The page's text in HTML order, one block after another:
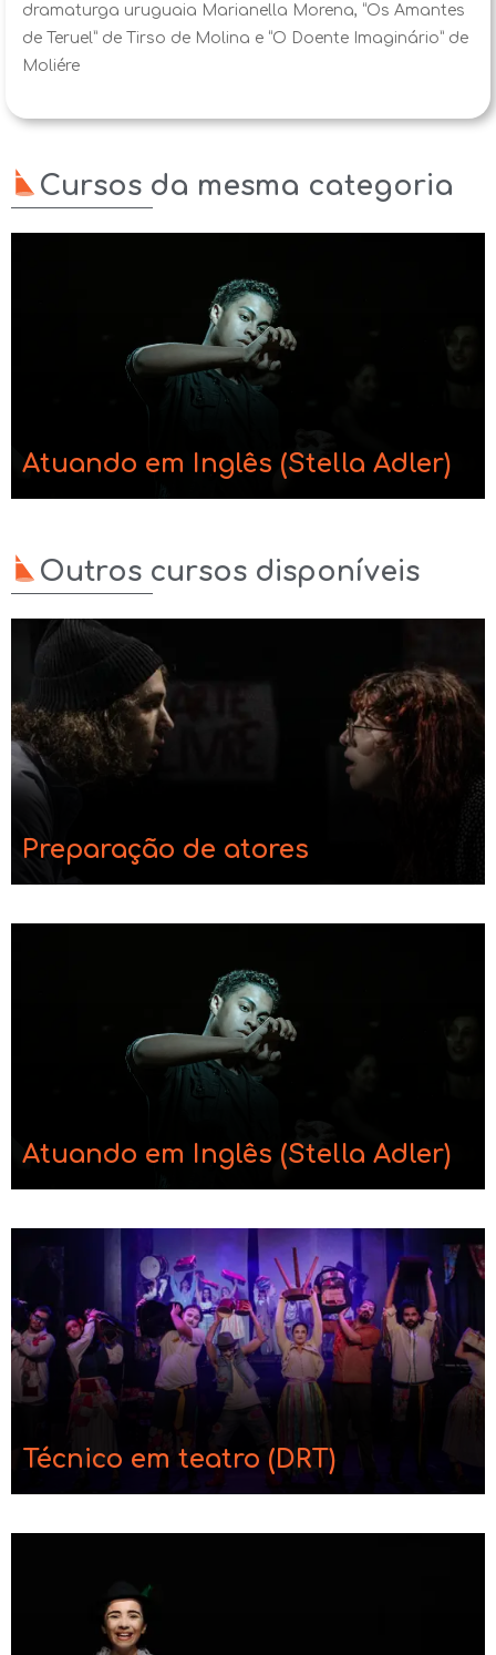
dramaturga uruguaia Marianella Morena, “Os Amantes
de Teruel” de Tirso de Molina e “O Doente Imaginário” de
Moliére
Cursos da mesma categoria
Atuando em Inglês (Stella Adler)
Outros cursos disponíveis
Preparação de atores
Atuando em Inglês (Stella Adler)
Técnico em teatro (DRT)